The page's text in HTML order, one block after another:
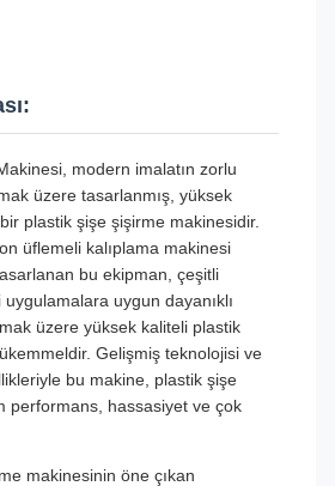
modern imalatın zorlu
üzere tasarlanmış, yüksek
plastik şişe şişirme makinesidir.
üflemeli kalıplama makinesi
bu ekipman, çeşitli
uygun dayanıklı
üzere yüksek kaliteli plastik
Gelişmiş teknolojisi ve
bu makine, plastik şişe
performans, hassasiyet ve çok
makinesinin öne çıkan